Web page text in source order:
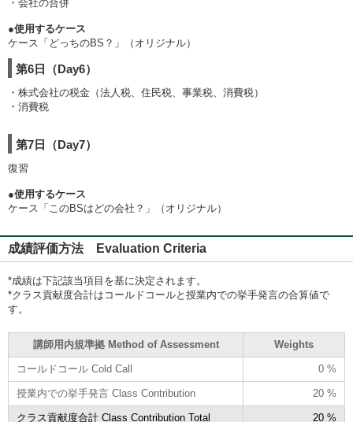
・会社の合併
●使用するケース
ケース「どっちのBS？」（オリジナル）
第6日（Day6）
・株式会社の税金（法人税、住民税、事業税、消費税）
・消費税
第7日（Day7）
復習
●使用するケース
ケース「このBSはどの会社？」（オリジナル）
成績評価方法 Evaluation Criteria
*成績は下記該当項目を基に決定されます。
*クラス貢献度合計はコールドコールと授業内での挙手発言の合算値で
す。
講師用内規準拠 Method of Assessment Weights
コールドコール Cold Call 0 %
授業内での挙手発言 Class Contribution 20 %
クラス貢献度合計 Class Contribution Total 20 %